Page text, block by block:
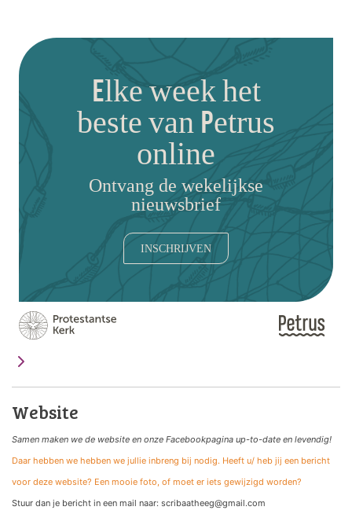
Elke week het
beste van Petrus
online
Ontvang de wekelijkse
nieuwsbrief
INSCHRIJVEN
Website
Samen maken we de website en onze Facebookpagina up-to-date en levendig!
Daar hebben we hebben we jullie inbreng bij nodig. Heeft u/ heb jij een bericht
voor deze website? Een mooie foto, of moet er iets gewijzigd worden?
Stuur dan je bericht in een mail naar: scribaatheeg@gmail.com